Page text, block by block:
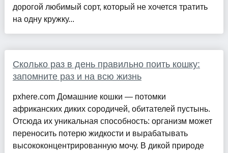
дорогой любимый сорт, который не хочется тратить
на одну кружку...
Сколько раз в день правильно поить кошку:
запомните раз и на всю жизнь
pxhere.com Домашние кошки — потомки
африканских диких сородичей, обитателей пустынь.
Отсюда их уникальная способность: организм может
переносить потерю жидкости и вырабатывать
высококонцентрированную мочу. В дикой природе